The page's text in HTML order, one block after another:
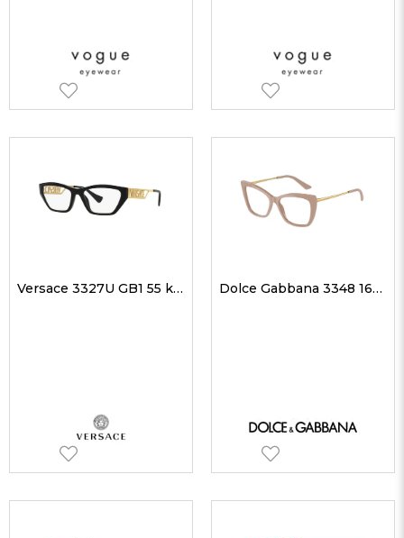
Versace 3327U GB1 55 kadın Optik Gözlükler Dolce Gabbana 3348 1620 53 kadın Optik Gözlükler